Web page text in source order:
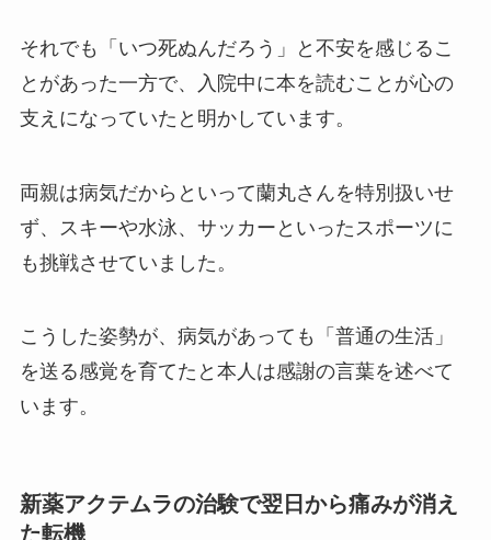
それでも「いつ死ぬんだろう」と不安を感じるこ
とがあった一方で、入院中に本を読むことが心の
支えになっていたと明かしています。
両親は病気だからといって蘭丸さんを特別扱いせ
ず、スキーや水泳、サッカーといったスポーツに
も挑戦させていました。
こうした姿勢が、病気があっても「普通の生活」
を送る感覚を育てたと本人は感謝の言葉を述べて
います。
新薬アクテムラの治験で翌日から痛みが消え
た転機